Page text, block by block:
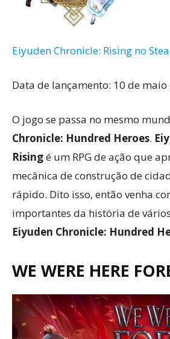
Eiyuden Chronicle: Rising no
Data de lançamento: 10 de maio
O jogo se passa no mesmo
Chronicle: Hundred Heroes.
Risingé um RPG de ação que
mecânica de construção de
rápido. Dito isso, então venha
importantes da história de
Eiyuden Chronicle: Hundred
WE WERE HERE